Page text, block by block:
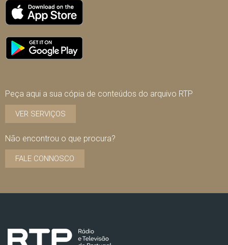
Peça aqui a sua cópia de conteúdos do arquivo RTP
VER SERVIÇOS
Não encontrou o que procura?
FALE CONNOSCO